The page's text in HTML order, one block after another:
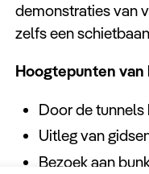
demonstraties van
zelfs een
Hoogtepunten van
Door de tunnels
Uitleg van
Bezoek aan